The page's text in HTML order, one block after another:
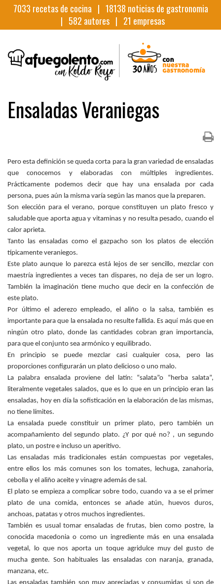
7033 recetas de cocina | 18138 noticias de gastronomia
| 582 autores | 21 empresas
Ensaladas Veraniegas
Pero esta definición se queda corta para la gran variedad de ensaladas
que conocemos y elaboradas con múltiples ingredientes.
Prácticamente podemos decir que hay una ensalada por cada
persona, pues aún la misma varía según las manos que la preparen.
Son elección para el verano, porque constituyen un plato fresco y
saludable que aporta agua y vitaminas y no resulta pesado, cuando el
calor aprieta.
Tanto las ensaladas como el gazpacho son los platos de elección
típicamente veraniegos.
Este plato aunque lo parezca está lejos de ser sencillo, mezclar con
maestría ingredientes a veces tan dispares, no deja de ser un logro.
También la imaginación tiene mucho que decir en la confección de
este plato.
Por último el aderezo empleado, el aliño o la salsa, también es
importante para que la ensalada no resulte fallida. Es aquí más que en
ningún otro plato, donde las cantidades cobran gran importancia,
para que el conjunto sea armónico y equilibrado.
En principio se puede mezclar casi cualquier cosa, pero las
proporciones configurarán un plato delicioso o uno malo.
La palabra ensalada proviene del latín: “salata”o “herba salata”,
literalmente vegetales salados, que es lo que en un principio eran las
ensaladas, hoy en día la sofisticación en la elaboración de las mismas,
no tiene límites.
La ensalada puede constituir un primer plato, pero también un
acompañamiento del segundo plato. ¿Y por qué no? , un segundo
plato, un postre e incluso un aperitivo.
Las ensaladas más tradicionales están compuestas por vegetales,
entre ellos los más comunes son los tomates, lechuga, zanahoria,
cebolla y el aliño aceite y vinagre además de sal.
El plato se empieza a complicar sobre todo, cuando va a se el primer
plato de una comida, entonces se añade atún, huevos duros,
anchoas, patatas y otros muchos ingredientes.
También es usual tomar ensaladas de frutas, bien como postre, la
conocida macedonia o como un ingrediente más en una ensalada
vegetal, lo que nos aporta un toque agridulce muy del gusto de
mucha gente. Son habituales las ensaladas con naranja, granada,
manzana, etc.